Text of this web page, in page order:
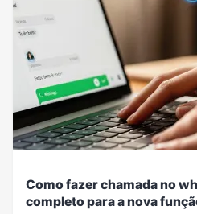
Como fazer chamada no
completo para a nova